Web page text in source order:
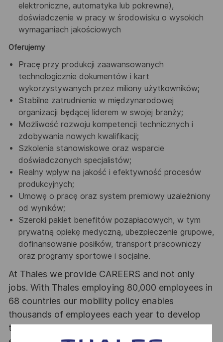
elektroniczne, automatyka lub pokrewne),
doświadczenie w pracy w środowisku o wysokich
wymaganiach jakościowych
Oferujemy
Pracę przy produkcji zaawansowanych
technologicznie dokumentów i kart
wykorzystywanych przez miliony użytkowników;
Stabilne zatrudnienie w międzynarodowej
organizacji będącej liderem w swojej branży;
Możliwość rozwoju kompetencji technicznych i
zdobywania nowych kwalifikacji;
Szkolenia stanowiskowe oraz wsparcie
doświadczonych specjalistów;
Realny wpływ na jakość i efektywność procesów
produkcyjnych;
Umowę o pracę oraz system premiowy uzależniony
od wyników;
Szeroki pakiet benefitów pozapłacowych, w tym
prywatną opiekę medyczną, ubezpieczenie grupowe,
dofinansowanie posiłków, transport pracowniczy
oraz programy sportowe i socjalne.
At Thales we provide CAREERS and not only
jobs. With Thales employing 80,000 employees in
68 countries our mobility policy enables
thousands of employees each year to develop
their careers at home and abroad, in their